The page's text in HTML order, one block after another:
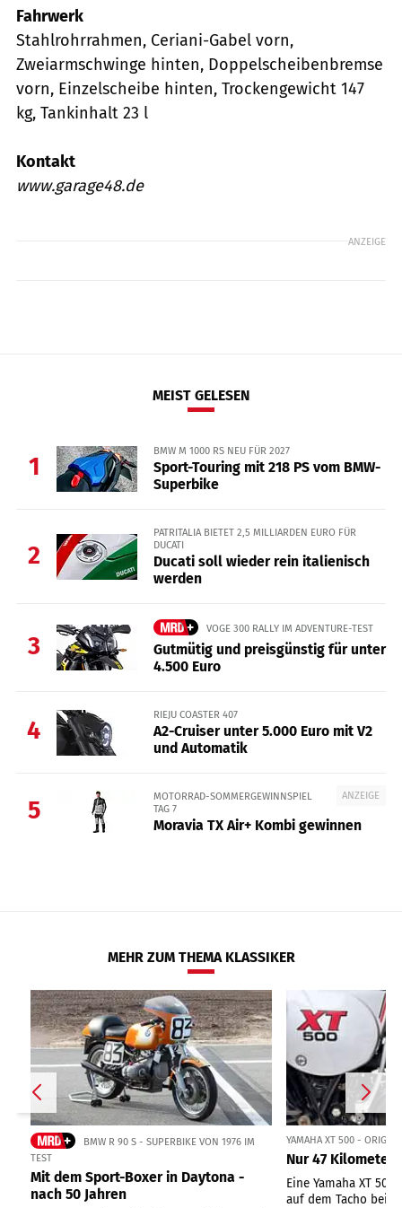
Fahrwerk
Stahlrohrrahmen, Ceriani-Gabel vorn,
Zweiarmschwinge hinten, Doppelscheibenbremse
vorn, Einzelscheibe hinten, Trockengewicht 147
kg, Tankinhalt 23 l
Kontakt
www.garage48.de
ANZEIGE
MEIST GELESEN
1
BMW M 1000 RS NEU FÜR 2027
Sport-Touring mit 218 PS vom BMW-
Superbike
2
PATRITALIA BIETET 2,5 MILLIARDEN EURO FÜR
DUCATI
Ducati soll wieder rein italienisch
werden
3
VOGE 300 RALLY IM ADVENTURE-TEST
Gutmütig und preisgünstig für unter
4.500 Euro
4
RIEJU COASTER 407
A2-Cruiser unter 5.000 Euro mit V2
und Automatik
5
ANZEIGE
MOTORRAD-SOMMERGEWINNSPIEL
TAG 7
Moravia TX Air+ Kombi gewinnen
MEHR ZUM THEMA KLASSIKER
BMW R 90 S - SUPERBIKE VON 1976 IM
TEST
Mit dem Sport-Boxer in Daytona -
nach 50 Jahren
YAMAHA XT 500 -
Nur 47 Kilometer
Eine Yamaha XT
auf dem Tacho bei